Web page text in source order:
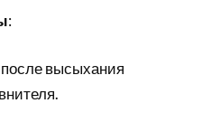
:
высыхания